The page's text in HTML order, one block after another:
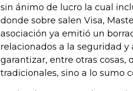
sin ánimo de lucro la cual
donde sobre salen Visa,
asociación ya emitió un
relacionados a la seguridad
garantizar, entre otras cosas,
tradicionales, sino a lo sumo